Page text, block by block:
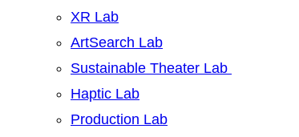
XR Lab
ArtSearch Lab
Sustainable Theater Lab
Haptic Lab
Production Lab